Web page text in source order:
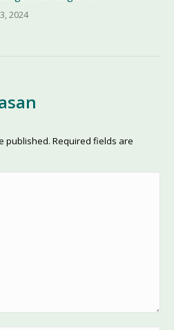
2024
published. Required fields are